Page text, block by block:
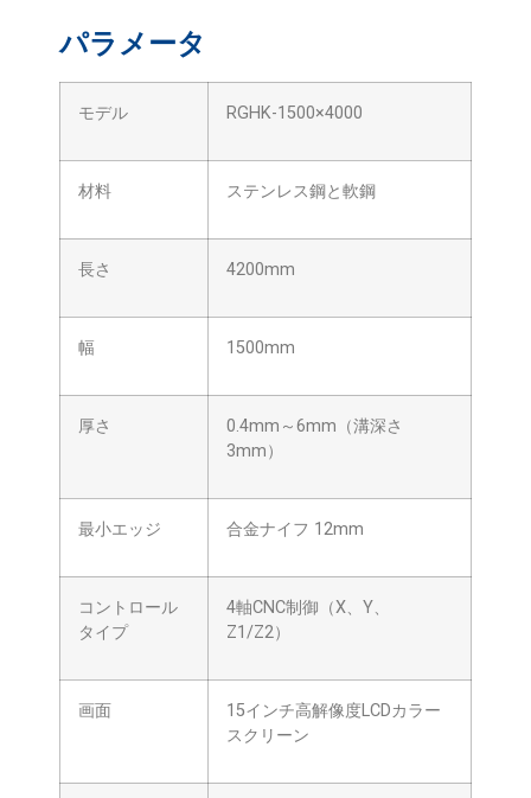
パラメータ
モデル RGHK-1500×4000
材料 ステンレス鋼と軟鋼
長さ 4200mm
幅 1500mm
厚さ
0.4mm～6mm（溝深さ
3mm）
最小エッジ 合金ナイフ 12mm
コントロール
タイプ
4軸CNC制御（X、Y、
Z1/Z2）
画面
15インチ高解像度LCDカラー
スクリーン